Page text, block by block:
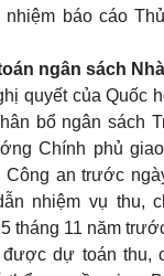
nhiệm báo cáo
ngân sách
quyết của Quốc
bổ ngân sách
Chính phủ
Công an trước
nhiệm vụ thu,
tháng 11 năm
dự toán thu,